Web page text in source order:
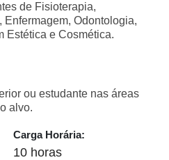
de Fisioterapia,
Enfermagem, Odontologia,
Estética e Cosmética.
ou estudante nas áreas
alvo.
Carga Horária:
10 horas